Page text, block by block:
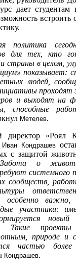
дает студентам
встроить
политика
для тех, кто
и страны в целом,
показывает:
людей,
проходят
и выходят на
способные
Метелев.
директор «Роял
Иван Кондрашев
с защитой
о
системного
сообществ,
особенно
участники:
Такие
природе и
частью более
Кондрашев.